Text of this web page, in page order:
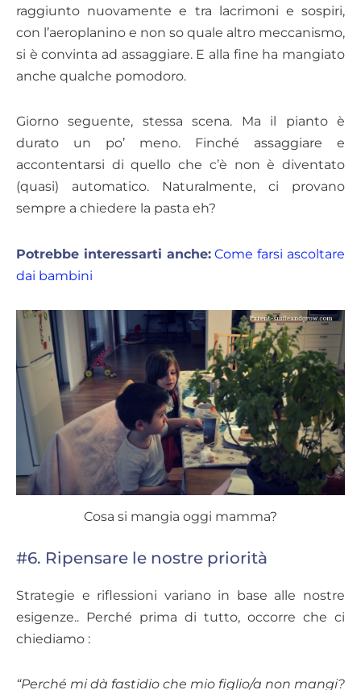
raggiunto nuovamente e tra lacrimoni e sospiri,
con l’aeroplanino e non so quale altro meccanismo,
si è convinta ad assaggiare. E alla fine ha mangiato
anche qualche pomodoro.
Giorno seguente, stessa scena. Ma il pianto è
durato un po’ meno. Finché assaggiare e
accontentarsi di quello che c’è non è diventato
(quasi) automatico. Naturalmente, ci provano
sempre a chiedere la pasta eh?
Potrebbe interessarti anche: Come farsi ascoltare
dai bambini
Cosa si mangia oggi mamma?
#6. Ripensare le nostre priorità
Strategie e riflessioni variano in base alle nostre
esigenze.. Perché prima di tutto, occorre che ci
chiediamo :
“Perché mi dà fastidio che mio figlio/a non mangi?